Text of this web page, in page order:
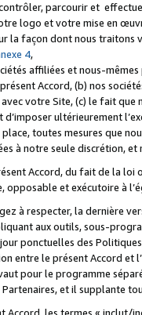
parcourir et
logo et votre mise en
la façon dont nous traitons
4,
affiliées et nous-
Accord, (b) nos
votre Site, (c) le fait
ultérieurement
toutes mesures que
à notre seule discrétion,
Accord, du fait de la
et exécutoire à
à respecter, la dernière
aux outils, sous-
ponctuelles des
entre le présent Accord et
pour le programme
et il supplante